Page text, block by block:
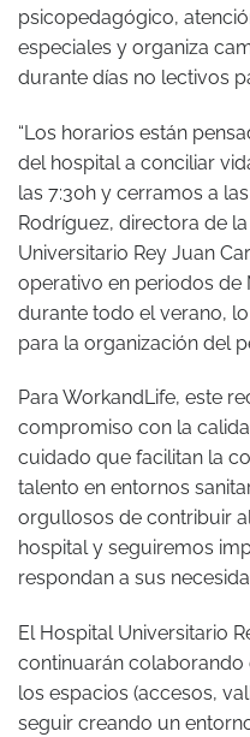
psicopedagógico,
especiales y organiza
durante días no lectivos
“Los horarios están
del hospital a conciliar
las 7:30h y cerramos a las
Rodríguez, directora de
Universitario Rey Juan
operativo en periodos de
durante todo el verano,
para la organización del
Para WorkandLife, este
compromiso con la
cuidado que facilitan la
talento en entornos
orgullosos de contribuir
hospital y seguiremos
respondan a sus
El Hospital Universitario
continuarán
los espacios (accesos,
seguir creando un